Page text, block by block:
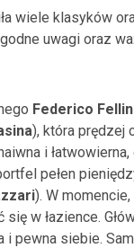
wiele klasyków
uwagi oraz
Federico
), która prędzej
i
pełen
). W
w łazience.
i pewna siebie.